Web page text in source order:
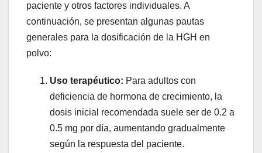
paciente y otros factores individuales. A
continuación, se presentan algunas pautas
generales para la dosificación de la HGH en
polvo:
Uso terapéutico: Para adultos con
deficiencia de hormona de crecimiento, la
dosis inicial recomendada suele ser de 0.2 a
0.5 mg por día, aumentando gradualmente
según la respuesta del paciente.